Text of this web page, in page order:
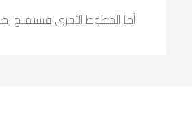
أما الخطوط الأخرى فستمنح